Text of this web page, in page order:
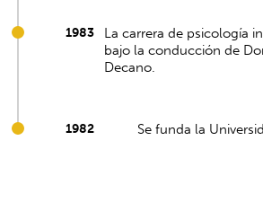
1983
La carrera de psicología
bajo la conducción de
Decano.
1982 Se funda la